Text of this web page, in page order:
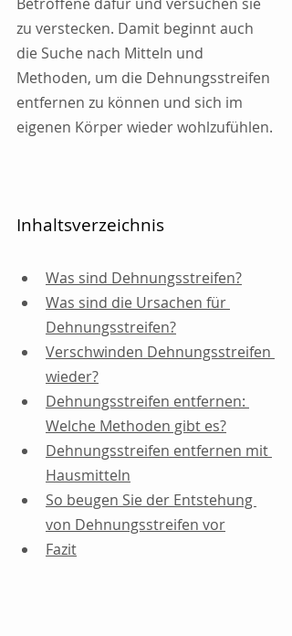
zu verstecken. Damit beginnt auch
die Suche nach Mitteln und
Methoden, um die Dehnungsstreifen
entfernen zu können und sich im
eigenen Körper wieder wohlzufühlen.
Inhaltsverzeichnis
Was sind Dehnungsstreifen?
Was sind die Ursachen für
Dehnungsstreifen?
Verschwinden Dehnungsstreifen
wieder?
Dehnungsstreifen entfernen:
Welche Methoden gibt es?
Dehnungsstreifen entfernen mit
Hausmitteln
So beugen Sie der Entstehung
von Dehnungsstreifen vor
Fazit